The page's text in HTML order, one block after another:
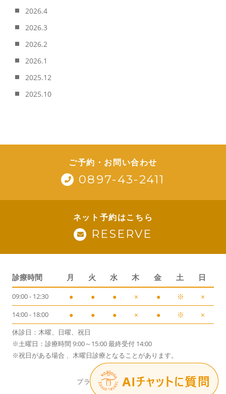
2026.4
2026.3
2026.2
2026.1
2025.12
2025.10
ご予約・お問い合わせ
0897-43-2411
ネット予約はこちら
RESERVE
診療時間 月 火 水 木 金 土 日
09:00 - 12:30 ● ● ● × ● ※ ×
14:00 - 18:00 ● ● ● × ● ※ ×
休診日：木曜、日曜、祝日
※土曜日：診療時間 9:00～15:00 最終受付 14:00
※祝日がある場合 、木曜日診療となることがあります。
プライバシーポリシー